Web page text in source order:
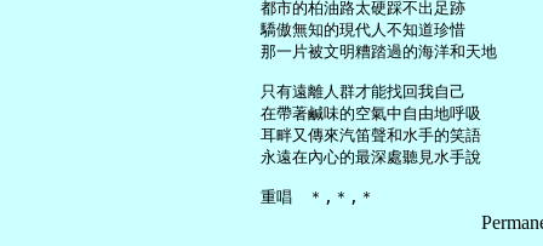
     都市的柏油路太硬踩不出足跡
     驕傲無知的現代人不知道珍惜
     那一片被文明糟踏過的海洋和天地
     只有遠離人群才能找回我自己
     在帶著鹹味的空氣中自由地呼吸
     耳畔又傳來汽笛聲和水手的笑語
     永遠在內心的最深處聽見水手說